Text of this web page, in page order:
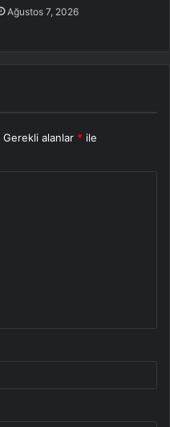
Ağustos 7, 2026
Gerekli alanlar * ile